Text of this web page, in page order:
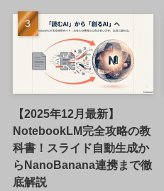
【2025年12月最新】
NotebookLM完全攻略の教
科書！スライド自動生成か
らNanoBanana連携まで徹
底解説